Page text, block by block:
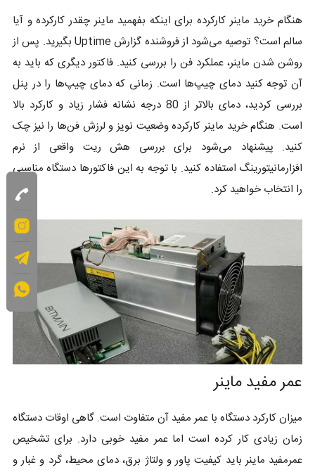
هنگام خرید ماینر کارکرده برای اینکه بفهمید ماینر چقدر کارکرده و آیا
سالم است؟ توصیه می‌شود از فروشنده گزارش Uptime بگیرید. پس از
روشن شدن ماینر، عملکرد فن را بررسی کنید. فاکتور دیگری که باید به
آن توجه کنید دمای چیپ‌ها است. زمانی که دمای چیپ‌ها را در پنل
بررسی کردید، دمای بالاتر از 80 درجه نشانه فشار زیاد و کارکرد بالا
است. هنگام خرید ماینر کارکرده وضعیت نویز و لرزش فن‌ها را نیز چک
کنید. پیشنهاد می‌شود برای بررسی هش ریت واقعی از نرم
افزارمانیتورینگ استفاده کنید. با توجه به این فاکتورها دستگاه مناسبی
را انتخاب خواهید کرد.
عمر مفید ماینر
میزان کارکرد دستگاه با عمر مفید آن متفاوت است. گاهی اوقات دستگاه
زمان زیادی کار کرده است اما عمر مفید خوبی دارد. برای تشخیص
عمرمفید ماینر باید کیفیت پاور و ولتاژ برق، دمای محیط، گرد و غبار و